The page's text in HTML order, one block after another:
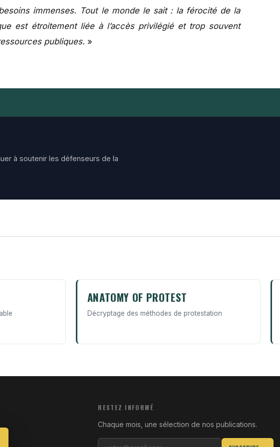
immenses. Tout le monde le sait : la férocité de la
est étroitement liée à l’accès privilégié et trop souvent
publiques. »
à soutenir les défenseurs de la
ANATOMY OF PROTEST
Décryptage des méthodes de protestation
RESTEZ INFORMÉ
Chaque mois, une sélection de nos publications.